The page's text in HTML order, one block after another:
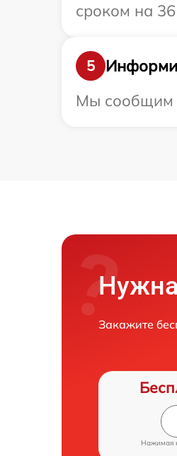
сроком на
5
Мы сообщим
Закажите
Нажимая